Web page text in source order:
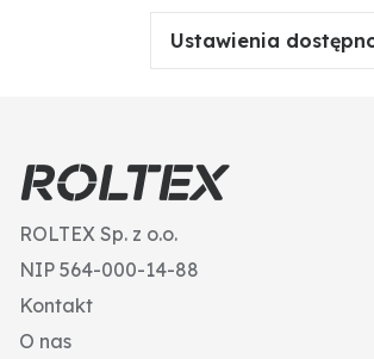
Ustawienia
ROLTEX Sp. z o.o.
NIP 564-000-14-88
Kontakt
O nas